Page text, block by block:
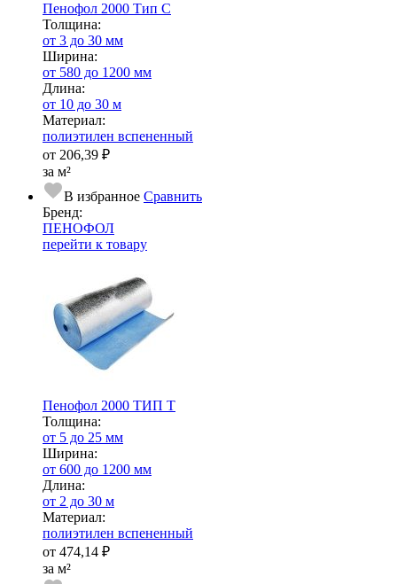
Пенофол 2000 Тип С
Тол­щи­на:
от 3 до 30 мм
Ширина:
от 580 до 1200 мм
Длина:
от 10 до 30 м
Ма­­те­­ри­­ал:
полиэтилен вспененный
от 206,39 ₽
за м²
В избранное Сравнить
Бренд:
ПЕНОФОЛ
перейти к товару
Пенофол 2000 ТИП Т
Тол­щи­на:
от 5 до 25 мм
Ширина:
от 600 до 1200 мм
Длина:
от 2 до 30 м
Ма­­те­­ри­­ал:
полиэтилен вспененный
от 474,14 ₽
за м²